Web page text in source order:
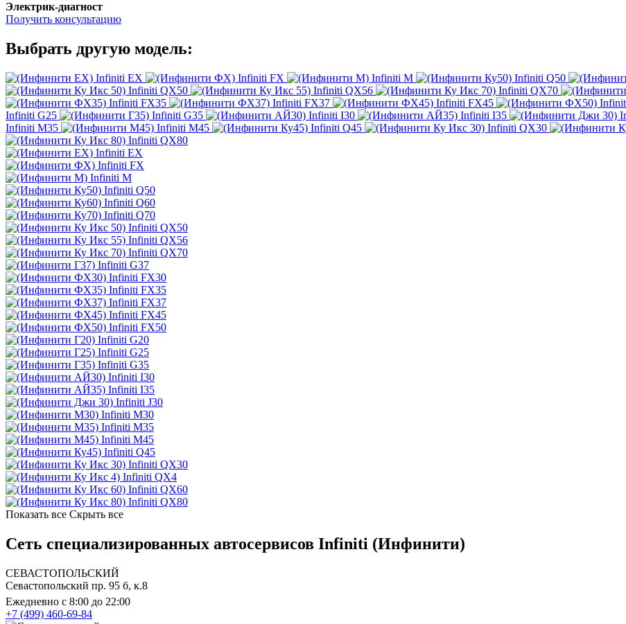
Электрик-диагност
Получить консультацию
Выбрать другую модель:
Infiniti EX Infiniti FX Infiniti M Infiniti Q50
Infiniti QX50
Infiniti QX56 Infiniti QX70
Infiniti FX35
Infiniti FX37 Infiniti FX45
Infiniti G25
Infiniti G35 Infiniti I30 Infiniti I35
Infiniti M35
Infiniti M45 Infiniti Q45 Infiniti QX30
Infiniti QX80
Infiniti EX
Infiniti FX
Infiniti M
Infiniti Q50
Infiniti Q60
Infiniti Q70
Infiniti QX50
Infiniti QX56
Infiniti QX70
Infiniti G37
Infiniti FX30
Infiniti FX35
Infiniti FX37
Infiniti FX45
Infiniti FX50
Infiniti G20
Infiniti G25
Infiniti G35
Infiniti I30
Infiniti I35
Infiniti J30
Infiniti M30
Infiniti M35
Infiniti M45
Infiniti Q45
Infiniti QX30
Infiniti QX4
Infiniti QX60
Infiniti QX80
Показать все Скрыть все
Сеть специализированных автосервисов Infiniti (Инфинити)
СЕВАСТОПОЛЬСКИЙ
Севастопольский пр. 95 б, к.8
Ежедневно с 8:00 до 22:00
+7 (499) 460-69-84